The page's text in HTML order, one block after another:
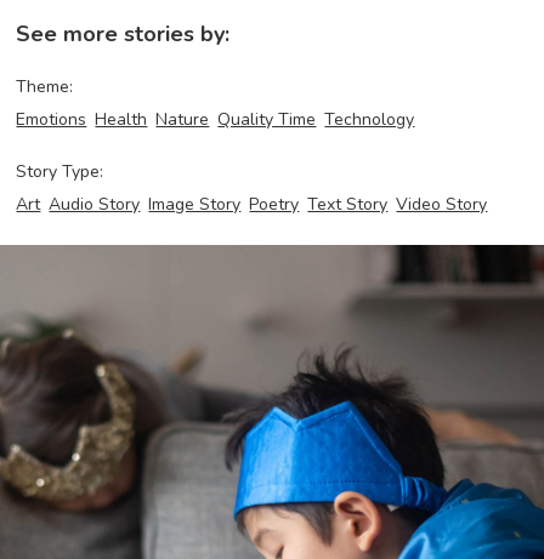
See more stories by:
Theme:
Emotions Health Nature Quality Time Technology
Story Type:
Art Audio Story Image Story Poetry Text Story Video Story